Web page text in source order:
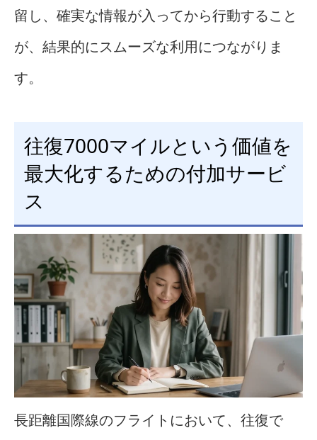
留し、確実な情報が入ってから行動すること
が、結果的にスムーズな利用につながりま
す。
往復7000マイルという価値を
最大化するための付加サービ
ス
長距離国際線のフライトにおいて、往復で